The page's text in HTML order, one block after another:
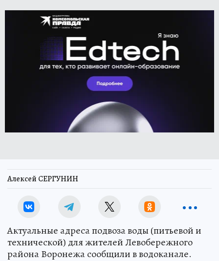
Алексей СЕРГУНИН
Актуальные адреса подвоза воды (питьевой и
технической) для жителей Левобережного
района Воронежа сообщили в водоканале.